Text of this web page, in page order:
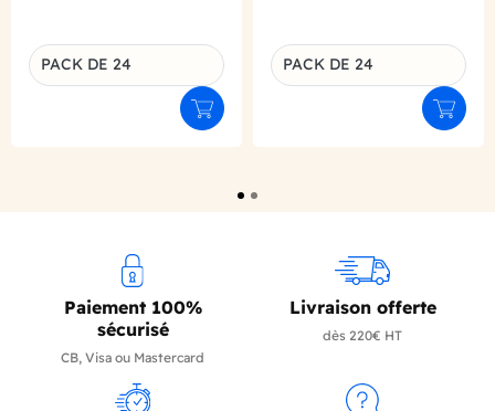
Déclinaison du produit
PACK DE 24
Ajouter au panier
Déclinaison du produit
PACK DE 24
Paiement 100%
sécurisé
CB, Visa ou Mastercard
Livraison offerte
dès 220€ HT